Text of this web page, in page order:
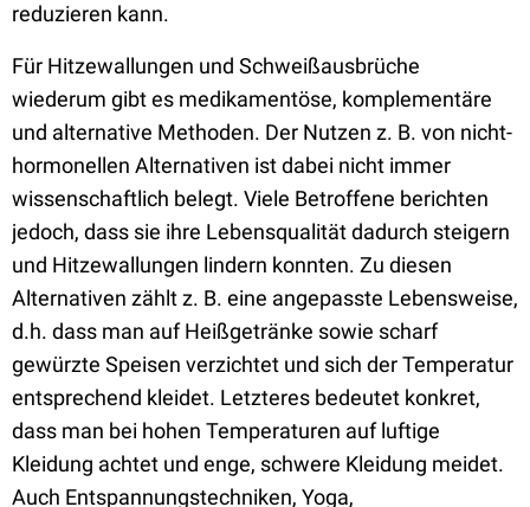
reduzieren kann.
Für Hitzewallungen und Schweißausbrüche
wiederum gibt es medikamentöse, komplementäre
und alternative Methoden. Der Nutzen z. B. von nicht-
hormonellen Alternativen ist dabei nicht immer
wissenschaftlich belegt. Viele Betroffene berichten
jedoch, dass sie ihre Lebensqualität dadurch steigern
und Hitzewallungen lindern konnten. Zu diesen
Alternativen zählt z. B. eine angepasste Lebensweise,
d.h. dass man auf Heißgetränke sowie scharf
gewürzte Speisen verzichtet und sich der Temperatur
entsprechend kleidet. Letzteres bedeutet konkret,
dass man bei hohen Temperaturen auf luftige
Kleidung achtet und enge, schwere Kleidung meidet.
Auch Entspannungstechniken, Yoga,